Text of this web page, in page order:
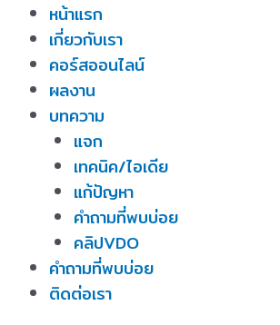
หน้าแรก
เกี่ยวกับเรา
คอร์สออนไลน์
ผลงาน
บทความ
แจก
เทคนิค/ไอเดีย
แก้ปัญหา
คำถามที่พบบ่อย
คลิปVDO
คำถามที่พบบ่อย
ติดต่อเรา